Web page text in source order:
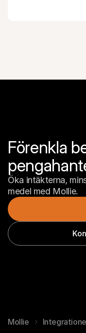
Förenkla
Öka intäkterna,
medel med Mollie.
Mollie